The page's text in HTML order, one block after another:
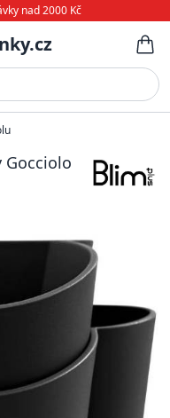
nad 2000 Kč
Gocciolo